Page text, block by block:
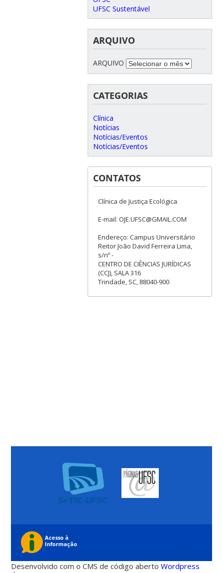
UFSC Sustentável
ARQUIVO
ARQUIVO
CATEGORIAS
Clínica
Notícias
Notícias/Eventos
Notícias/Eventos
CONTATOS
Clínica de Justiça Ecológica
E-mail: OJE.UFSC@GMAIL.COM
Endereço: Campus Universitário
Reitor João David Ferreira Lima,
s/nº -
CENTRO DE CIÊNCIAS JURÍDICAS
(CCJ), SALA 316
Trindade, SC, 88040-900
Desenvolvido com o CMS de código abertoWordpress